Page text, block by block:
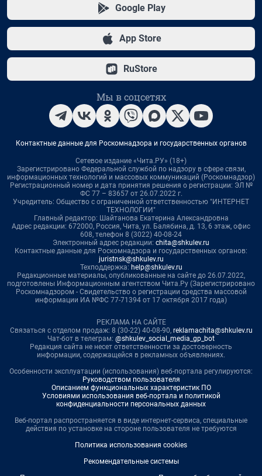
Google Play
App Store
RuStore
Мы в соцсетях
Контактные данные для Роскомнадзора и государственных органов
Сетевое издание «Чита.РУ» (18+)
Зарегистрировано Федеральной службой по надзору в сфере связи,
информационных технологий и массовых коммуникаций (Роскомнадзор)
Регистрационный номер и дата принятия решения о регистрации: ЭЛ №
ФС 77 – 83657 от 26.07.2022 г.
Учредитель: Общество с ограниченной ответственностью "ИНТЕРНЕТ
ТЕХНОЛОГИИ"
Главный редактор: Шайтанова Екатерина Александровна
Адрес редакции: 672000, Россия, Чита, ул. Балябина, д. 13, 6 этаж, офис
608, телефон 8 (3022) 40-08-24
Электронный адрес редакции: chita@shkulev.ru
Контактные данные для Роскомнадзора и государственных органов:
juristnsk@shkulev.ru
Техподдержка: help@shkulev.ru
Редакционные материалы, опубликованные на сайте до 26.07.2022,
подготовлены Информационным агентством Чита.Ру (Зарегистрировано
Роскомнадзором - Свидетельство о регистрации средства массовой
информации ИА №ФС 77-71394 от 17 октября 2017 года)
РЕКЛАМА НА САЙТЕ
Связаться с отделом продаж: 8 (30-22) 40-08-90, reklamachita@shkulev.ru
Чат-бот в телеграм: @shkulev_social_media_gp_bot
Редакция сайта не несет ответственности за достоверность
информации, содержащейся в рекламных объявлениях.
Особенности эксплуатации (использования) веб-портала регулируются:
Руководством пользователя
Описанием функциональных характеристик ПО
Условиями использования веб-портала и политикой
конфиденциальности персональных данных
Веб-портал распространяется в виде интернет-сервиса, специальные
действия по установке на стороне пользователя не требуются
Политика использования cookies
Рекомендательные системы